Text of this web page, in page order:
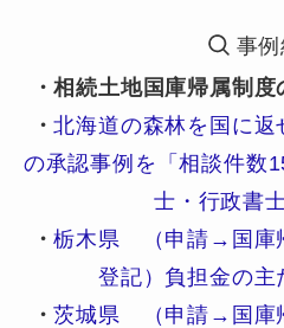
事
・相続土地国庫帰属制
・北海道の森林を国に
の承認事例を「相談件数
士・行政書
・栃木県 （申請→国庫
登記）負担金の主
・茨城県 （申請→国庫